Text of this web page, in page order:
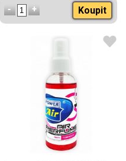
Koupit